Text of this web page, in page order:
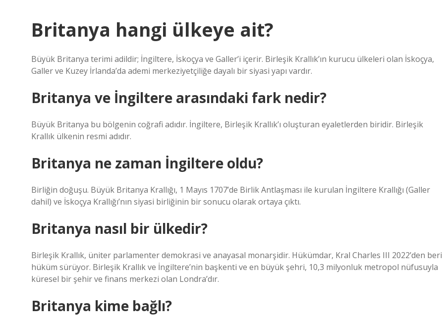
Britanya hangi ülkeye ait?
Büyük Britanya terimi adildir; İngiltere, İskoçya ve Galler’i içerir. Birleşik Krallık’ın kurucu ülkeleri olan İskoçya,
Galler ve Kuzey İrlanda’da ademi merkeziyetçiliğe dayalı bir siyasi yapı vardır.
Britanya ve İngiltere arasındaki fark nedir?
Büyük Britanya bu bölgenin coğrafi adıdır. İngiltere, Birleşik Krallık’ı oluşturan eyaletlerden biridir. Birleşik
Krallık ülkenin resmi adıdır.
Britanya ne zaman İngiltere oldu?
Birliğin doğuşu. Büyük Britanya Krallığı, 1 Mayıs 1707’de Birlik Antlaşması ile kurulan İngiltere Krallığı (Galler
dahil) ve İskoçya Krallığı’nın siyasi birliğinin bir sonucu olarak ortaya çıktı.
Britanya nasıl bir ülkedir?
Birleşik Krallık, üniter parlamenter demokrasi ve anayasal monarşidir. Hükümdar, Kral Charles III 2022’den beri
hüküm sürüyor. Birleşik Krallık ve İngiltere’nin başkenti ve en büyük şehri, 10,3 milyonluk metropol nüfusuyla
küresel bir şehir ve finans merkezi olan Londra’dır.
Britanya kime bağlı?